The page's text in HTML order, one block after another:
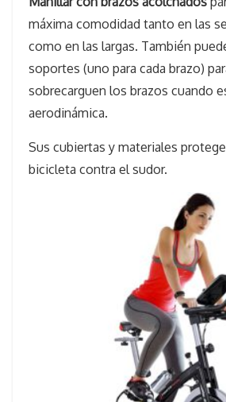
máxima comodidad tanto en las
como en las largas. También
soportes (uno para cada brazo)
sobrecarguen los brazos cuando
aerodinámica.
Sus cubiertas y materiales
bicicleta contra el sudor.